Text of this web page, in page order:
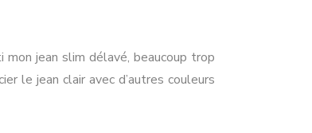
mon jean slim délavé, beaucoup trop
le jean clair avec d’autres couleurs